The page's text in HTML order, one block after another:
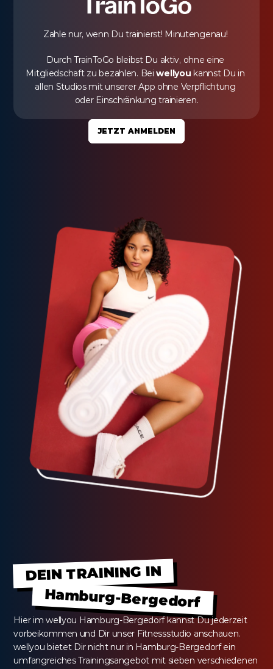
Zahle nur, wenn Du trainierst! Minutengenau!
Durch TrainToGo bleibst Du aktiv, ohne eine
Mitgliedschaft zu bezahlen. Bei wellyou kannst Du in
allen Studios mit unserer App ohne Verpflichtung
oder Einschränkung trainieren.
JETZT ANMELDEN
DEIN TRAINING IN
Hamburg-Bergedorf
Hier im wellyou Hamburg-Bergedorf kannst Du jederzeit
vorbeikommen und Dir unser Fitnessstudio anschauen.
wellyou bietet Dir nicht nur in Hamburg-Bergedorf ein
umfangreiches Trainingsangebot mit sieben verschiedenen